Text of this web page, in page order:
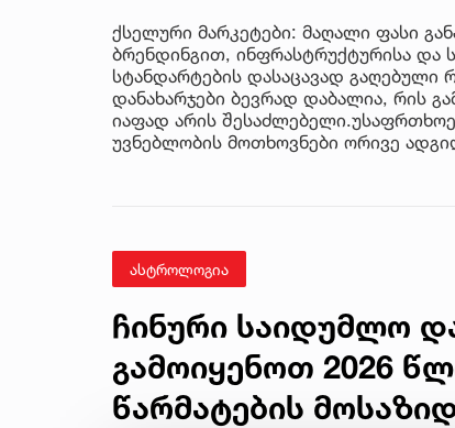
ქსელური მარკეტები: მაღალი ფასი
ბრენდინგით, ინფრასტრუქტურისა და
სტანდარტების დასაცავად გაღებული
დანახარჯები ბევრად დაბალია, რის
იაფად არის
უვნებლობის მოთხოვნები ორივე
ასტროლოგია
ჩინური საიდუმლო
გამოიყენოთ 2026
წარმატების